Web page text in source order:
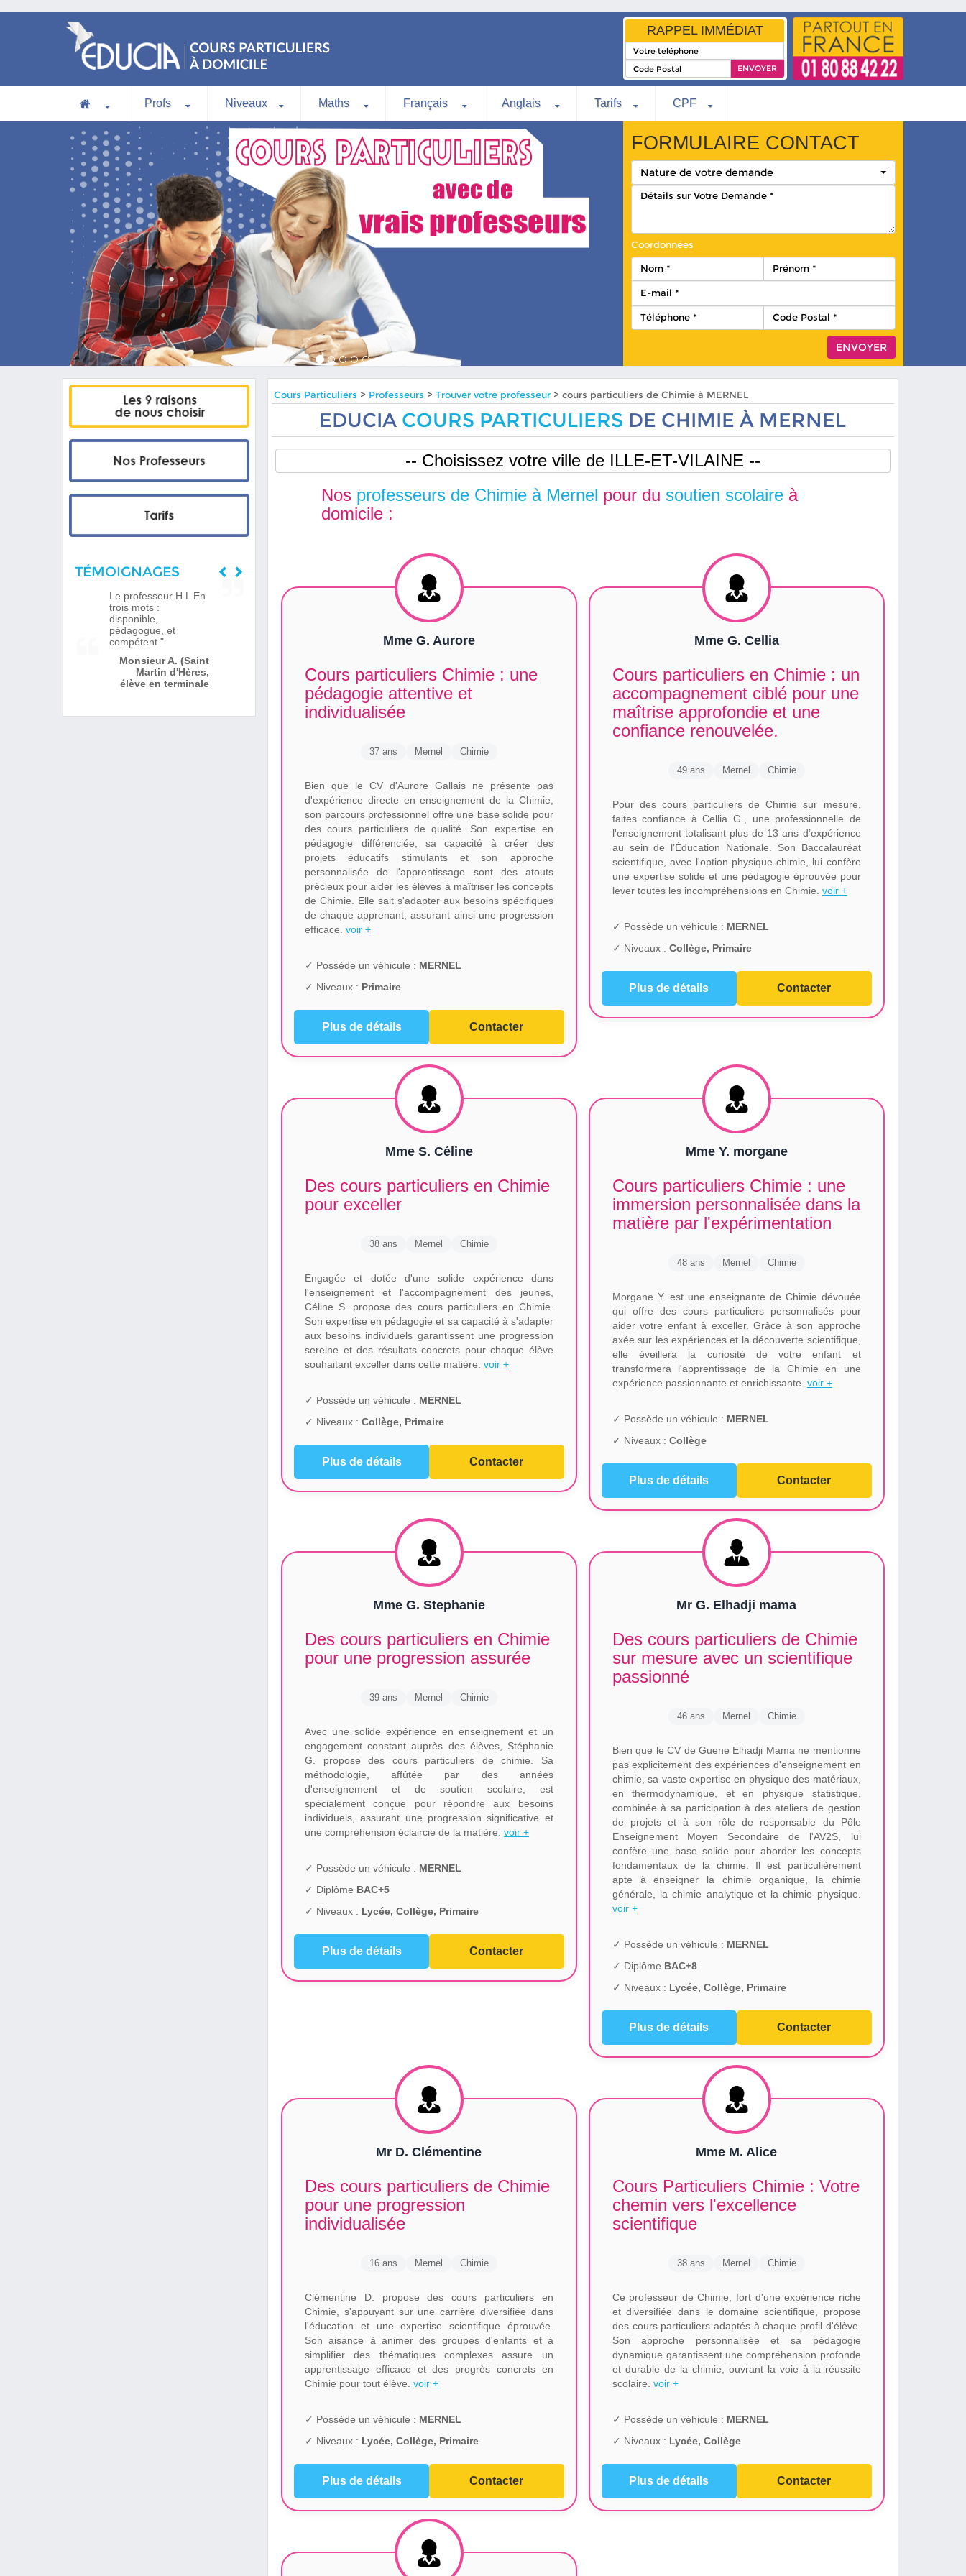
RAPPEL IMMÉDIAT
Profs Niveaux Maths Français Anglais Tarifs CPF
FORMULAIRE CONTACT
Nature de votre demande
Coordonnées
TÉMOIGNAGES
Le professeur H.L En
trois mots :
disponible,
pédagogue, et
compétent."
Monsieur A. (Saint
Martin d'Hères,
élève en terminale
Cours Particuliers > Professeurs >Trouver votre professeur > cours particuliers de Chimie à MERNEL
EDUCIA COURS PARTICULIERS DE CHIMIE À MERNEL
Nos professeurs de Chimie à Mernel pour du soutien scolaire à
domicile :
Mme G. Aurore
Cours particuliers Chimie : une
pédagogie attentive et
individualisée
37 ans Mernel Chimie
Bien que le CV d'Aurore Gallais ne présente pas
d'expérience directe en enseignement de la Chimie,
son parcours professionnel offre une base solide pour
des cours particuliers de qualité. Son expertise en
pédagogie différenciée, sa capacité à créer des
projets éducatifs stimulants et son approche
personnalisée de l'apprentissage sont des atouts
précieux pour aider les élèves à maîtriser les concepts
de Chimie. Elle sait s'adapter aux besoins spécifiques
de chaque apprenant, assurant ainsi une progression
efficace.voir +
✓ Possède un véhicule : MERNEL
✓ Niveaux : Primaire
Plus de détails Contacter
Mme G. Cellia
Cours particuliers en Chimie : un
accompagnement ciblé pour une
maîtrise approfondie et une
confiance renouvelée.
49 ans Mernel Chimie
Pour des cours particuliers de Chimie sur mesure,
faites confiance à Cellia G., une professionnelle de
l'enseignement totalisant plus de 13 ans d’expérience
au sein de l’Éducation Nationale. Son Baccalauréat
scientifique, avec l'option physique-chimie, lui confère
une expertise solide et une pédagogie éprouvée pour
lever toutes les incompréhensions en Chimie. voir +
✓ Possède un véhicule : MERNEL
✓ Niveaux : Collège, Primaire
Plus de détails Contacter
Mme S. Céline
Des cours particuliers en Chimie
pour exceller
38 ans Mernel Chimie
Engagée et dotée d'une solide expérience dans
l'enseignement et l'accompagnement des jeunes,
Céline S. propose des cours particuliers en Chimie.
Son expertise en pédagogie et sa capacité à s'adapter
aux besoins individuels garantissent une progression
sereine et des résultats concrets pour chaque élève
souhaitant exceller dans cette matière.voir +
✓ Possède un véhicule : MERNEL
✓ Niveaux :Collège, Primaire
Plus de détails Contacter
Mme Y. morgane
Cours particuliers Chimie : une
immersion personnalisée dans la
matière par l'expérimentation
48 ans Mernel Chimie
Morgane Y. est une enseignante de Chimie dévouée
qui offre des cours particuliers personnalisés pour
aider votre enfant à exceller. Grâce à son approche
axée sur les expériences et la découverte scientifique,
elle éveillera la curiosité de votre enfant et
transformera l'apprentissage de la Chimie en une
expérience passionnante et enrichissante. voir +
✓ Possède un véhicule : MERNEL
✓ Niveaux : Collège
Plus de détails Contacter
Mme G. Stephanie
Des cours particuliers en Chimie
pour une progression assurée
39 ans Mernel Chimie
Avec une solide expérience en enseignement et un
engagement constant auprès des élèves, Stéphanie
G. propose des cours particuliers de chimie. Sa
méthodologie, affûtée par des années
d'enseignement et de soutien scolaire, est
spécialement conçue pour répondre aux besoins
individuels, assurant une progression significative et
une compréhension éclaircie de la matière.voir +
✓ Possède un véhicule : MERNEL
✓ Diplôme BAC+5
✓ Niveaux : Lycée, Collège, Primaire
Plus de détails Contacter
Mr G. Elhadji mama
Des cours particuliers de Chimie
sur mesure avec un scientifique
passionné
46 ans Mernel Chimie
Bien que le CV de Guene Elhadji Mama ne mentionne
pas explicitement des expériences d'enseignement en
chimie, sa vaste expertise en physique des matériaux,
en thermodynamique, et en physique statistique,
combinée à sa participation à des ateliers de gestion
de projets et à son rôle de responsable du Pôle
Enseignement Moyen Secondaire de l'AV2S, lui
confère une base solide pour aborder les concepts
fondamentaux de la chimie. Il est particulièrement
apte à enseigner la chimie organique, la chimie
générale, la chimie analytique et la chimie physique.
voir +
✓ Possède un véhicule : MERNEL
✓ Diplôme BAC+8
✓ Niveaux : Lycée, Collège, Primaire
Plus de détails Contacter
Mr D. Clémentine
Des cours particuliers de Chimie
pour une progression
individualisée
16 ans Mernel Chimie
Clémentine D. propose des cours particuliers en
Chimie, s'appuyant sur une carrière diversifiée dans
l'éducation et une expertise scientifique éprouvée.
Son aisance à animer des groupes d'enfants et à
simplifier des thématiques complexes assure un
apprentissage efficace et des progrès concrets en
Chimie pour tout élève.voir +
✓ Possède un véhicule : MERNEL
✓ Niveaux : Lycée, Collège, Primaire
Plus de détails Contacter
Mme M. Alice
Cours Particuliers Chimie : Votre
chemin vers l'excellence
scientifique
38 ans Mernel Chimie
Ce professeur de Chimie, fort d'une expérience riche
et diversifiée dans le domaine scientifique, propose
des cours particuliers adaptés à chaque profil d'élève.
Son approche personnalisée et sa pédagogie
dynamique garantissent une compréhension profonde
et durable de la chimie, ouvrant la voie à la réussite
scolaire. voir +
✓ Possède un véhicule : MERNEL
✓ Niveaux : Lycée, Collège
Plus de détails Contacter